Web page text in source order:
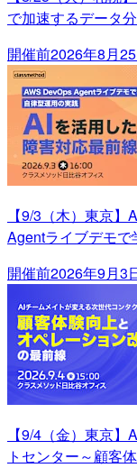
で加速するデータ
開催前2026年8月
【9/3（木）東京
Agentライブデモ
開催前2026年9月3
【9/4（金）東京
トセンター～顧客